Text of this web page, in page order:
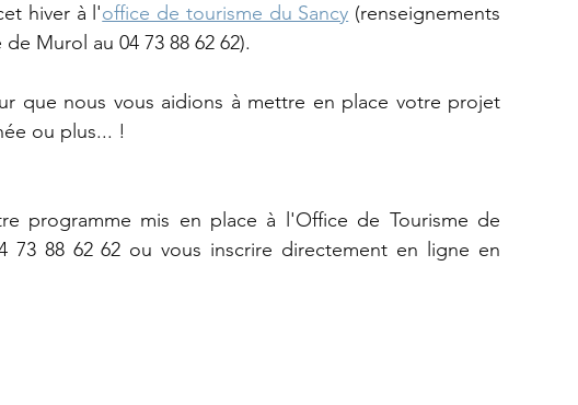
hiver à l'office de tourisme du Sancy (renseignements
Murol au 04 73 88 62 62).
que nous vous aidions à mettre en place votre projet
ou plus... !
programme mis en place à l'Office de Tourisme de
73 88 62 62 ou vous inscrire directement en ligne en